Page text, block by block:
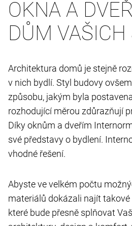
OKNA A
DŮM VAŠICH
Architektura domů je stejně
v nich bydlí. Styl budovy
způsobu, jakým byla
rozhodující měrou zdůrazňují
Díky oknům a dveřím
své představy o bydlení.
vhodné řešení.
Abyste ve velkém počtu
materiálů dokázali najít takové
které bude přesně splňovat